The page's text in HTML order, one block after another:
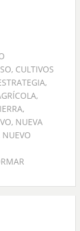
, CULTIVOS
,
,
,
, NUEVA
NUEVO